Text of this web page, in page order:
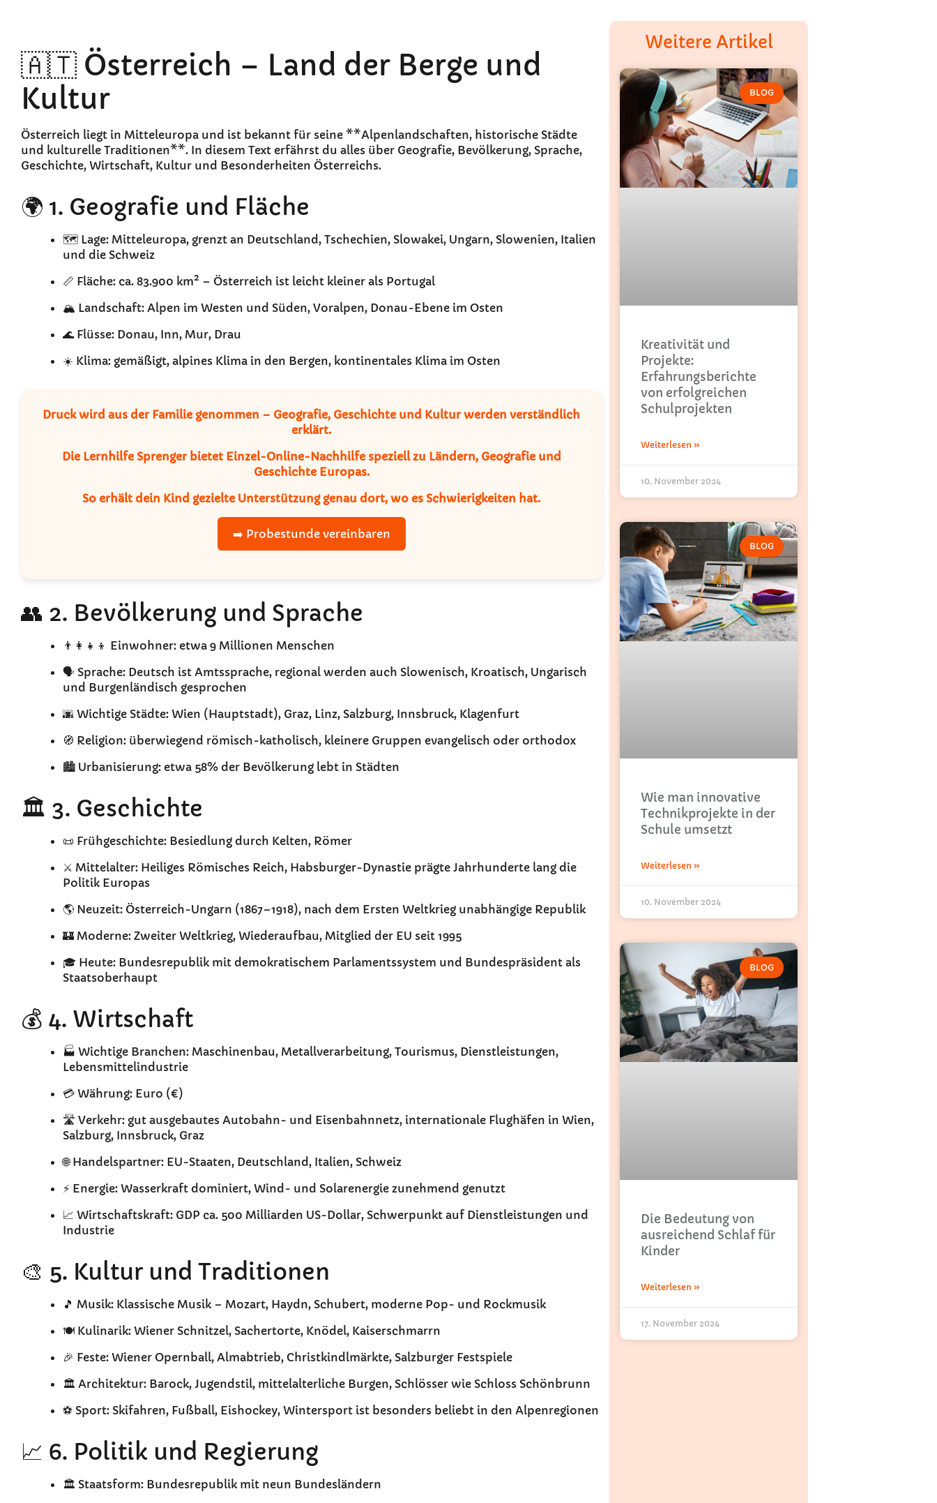
🇦🇹 Österreich – Land der Berge und
Kultur
Österreich liegt in Mitteleuropa und ist bekannt für seine **Alpenlandschaften, historische Städte
und kulturelle Traditionen**. In diesem Text erfährst du alles über Geografie, Bevölkerung, Sprache,
Geschichte, Wirtschaft, Kultur und Besonderheiten Österreichs.
🌍 1. Geografie und Fläche
🗺️ Lage: Mitteleuropa, grenzt an Deutschland, Tschechien, Slowakei, Ungarn, Slowenien, Italien
und die Schweiz
📏 Fläche: ca. 83.900 km² – Österreich ist leicht kleiner als Portugal
🏔️ Landschaft: Alpen im Westen und Süden, Voralpen, Donau-Ebene im Osten
🌊 Flüsse: Donau, Inn, Mur, Drau
☀️ Klima: gemäßigt, alpines Klima in den Bergen, kontinentales Klima im Osten
Druck wird aus der Familie genommen – Geografie, Geschichte und Kultur werden verständlich
erklärt.
Die Lernhilfe Sprenger bietet Einzel-Online-Nachhilfe speziell zu Ländern, Geografie und
Geschichte Europas.
So erhält dein Kind gezielte Unterstützung genau dort, wo es Schwierigkeiten hat.
➡️ Probestunde vereinbaren
👥 2. Bevölkerung und Sprache
👨‍👩‍👧‍👦 Einwohner: etwa 9 Millionen Menschen
🗣️ Sprache: Deutsch ist Amtssprache, regional werden auch Slowenisch, Kroatisch, Ungarisch
und Burgenländisch gesprochen
🌆 Wichtige Städte: Wien (Hauptstadt), Graz, Linz, Salzburg, Innsbruck, Klagenfurt
🧭 Religion: überwiegend römisch-katholisch, kleinere Gruppen evangelisch oder orthodox
🏙️ Urbanisierung: etwa 58% der Bevölkerung lebt in Städten
🏛️ 3. Geschichte
📜 Frühgeschichte: Besiedlung durch Kelten, Römer
⚔️ Mittelalter: Heiliges Römisches Reich, Habsburger-Dynastie prägte Jahrhunderte lang die
Politik Europas
🌎 Neuzeit: Österreich-Ungarn (1867–1918), nach dem Ersten Weltkrieg unabhängige Republik
🏰 Moderne: Zweiter Weltkrieg, Wiederaufbau, Mitglied der EU seit 1995
🎓 Heute: Bundesrepublik mit demokratischem Parlamentssystem und Bundespräsident als
Staatsoberhaupt
💰 4. Wirtschaft
🏭 Wichtige Branchen: Maschinenbau, Metallverarbeitung, Tourismus, Dienstleistungen,
Lebensmittelindustrie
💳 Währung: Euro (€)
🛣️ Verkehr: gut ausgebautes Autobahn- und Eisenbahnnetz, internationale Flughäfen in Wien,
Salzburg, Innsbruck, Graz
🌐 Handelspartner: EU-Staaten, Deutschland, Italien, Schweiz
⚡ Energie: Wasserkraft dominiert, Wind- und Solarenergie zunehmend genutzt
📈 Wirtschaftskraft: GDP ca. 500 Milliarden US-Dollar, Schwerpunkt auf Dienstleistungen und
Industrie
🎨 5. Kultur und Traditionen
🎵 Musik: Klassische Musik – Mozart, Haydn, Schubert, moderne Pop- und Rockmusik
🍽️ Kulinarik: Wiener Schnitzel, Sachertorte, Knödel, Kaiserschmarrn
🎉 Feste: Wiener Opernball, Almabtrieb, Christkindlmärkte, Salzburger Festspiele
🏛️ Architektur: Barock, Jugendstil, mittelalterliche Burgen, Schlösser wie Schloss Schönbrunn
⚽ Sport: Skifahren, Fußball, Eishockey, Wintersport ist besonders beliebt in den Alpenregionen
📈 6. Politik und Regierung
🏛️ Staatsform: Bundesrepublik mit neun Bundesländern
Weitere Artikel
BLOG
Kreativität und
Projekte:
Erfahrungsberichte
von erfolgreichen
Schulprojekten
Weiterlesen »
10. November 2024
BLOG
Wie man innovative
Technikprojekte in der
Schule umsetzt
Weiterlesen »
10. November 2024
BLOG
Die Bedeutung von
ausreichend Schlaf für
Kinder
Weiterlesen »
17. November 2024